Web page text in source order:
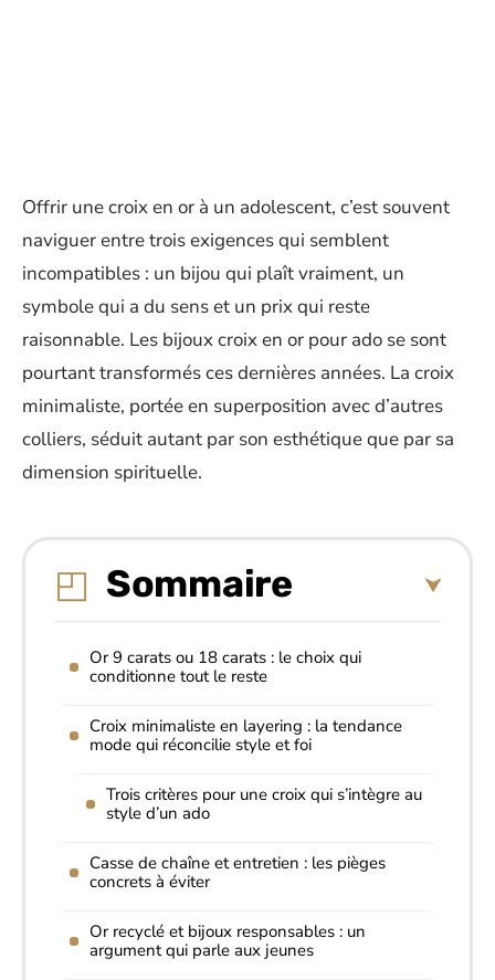
Offrir une croix en or à un adolescent, c’est souvent
naviguer entre trois exigences qui semblent
incompatibles : un bijou qui plaît vraiment, un
symbole qui a du sens et un prix qui reste
raisonnable. Les bijoux croix en or pour ado se sont
pourtant transformés ces dernières années. La croix
minimaliste, portée en superposition avec d’autres
colliers, séduit autant par son esthétique que par sa
dimension spirituelle.
Sommaire
Or 9 carats ou 18 carats : le choix qui
conditionne tout le reste
Croix minimaliste en layering : la tendance
mode qui réconcilie style et foi
Trois critères pour une croix qui s’intègre au
style d’un ado
Casse de chaîne et entretien : les pièges
concrets à éviter
Or recyclé et bijoux responsables : un
argument qui parle aux jeunes